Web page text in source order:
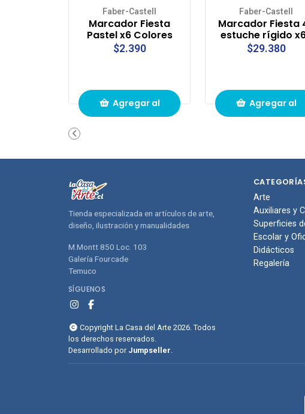
Faber-Castell
Marcador Fiesta
Pastel x6 Colores
$2.390
Agregar al
compras
Faber-Castell
Marcador Fiesta
estuche rígido
$29.380
Agregar al
compras
Tienda especializada en artículos de arte,
diseño, ilustración y manualidades
M.Montt 850 Loc. 103
Galería Fourcade
Temuco
SÍGUENOS
Copyright La Casa del Arte 2026. Todos
los derechos reservados.
Desarrollado por Jumpseller
Arte
Auxiliares y
Superficies
Escolar y
Didácticos
Regalería